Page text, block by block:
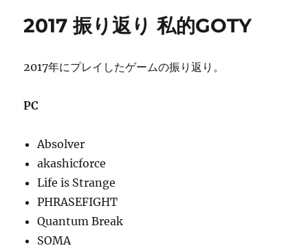
r
り
GOTY
2017 振り返り 私的GOTY
2017年にプレイしたゲームの振り返り。
PC
Absolver
akashicforce
Life is Strange
PHRASEFIGHT
Quantum Break
SOMA